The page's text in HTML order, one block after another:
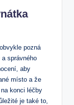
pozná
správného
aby
místo a že
konci léčby
je také to,